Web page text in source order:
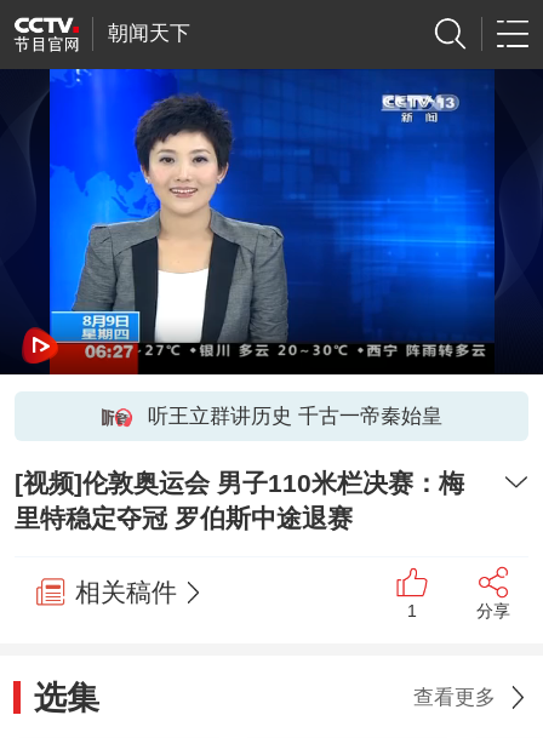
朝闻天下
听王立群讲历史 千古一帝秦始皇
[视频]伦敦奥运会 男子110米栏决赛：梅
里特稳定夺冠 罗伯斯中途退赛
相关稿件
1 分享
选集 查看更多